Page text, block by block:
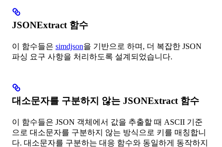
JSONExtract 함수
이 함수들은 simdjson을 기반으로 하며, 더 복잡한 JSON
파싱 요구 사항을 처리하도록 설계되었습니다.
대소문자를 구분하지 않는 JSONExtract 함수
이 함수들은 JSON 객체에서 값을 추출할 때 ASCII 기준
으로 대소문자를 구분하지 않는 방식으로 키를 매칭합니
다. 대소문자를 구분하는 대응 함수와 동일하게 동작하지